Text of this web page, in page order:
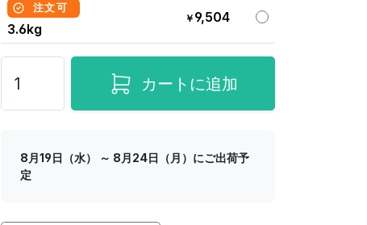
注文可
3.6kg
￥ 9,504
カートに追加
8月19日（水） ～ 8月24日（月）にご出荷予
定